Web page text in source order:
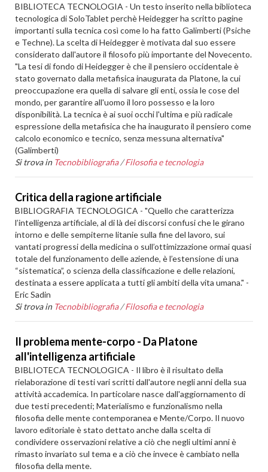
BIBLIOTECA TECNOLOGIA - Un testo inserito nella biblioteca
tecnologica di SoloTablet perchè Heidegger ha scritto pagine
importanti sulla tecnica così come lo ha fatto Galimberti (Psiche
e Techne). La scelta di Heidegger è motivata dal suo essere
considerato dall'autore il filosofo più importante del Novecento.
"La tesi di fondo di Heidegger è che il pensiero occidentale è
stato governato dalla metafisica inaugurata da Platone, la cui
preoccupazione era quella di salvare gli enti, ossia le cose del
mondo, per garantire all'uomo il loro possesso e la loro
disponibilità. La tecnica è ai suoi occhi l'ultima e più radicale
espressione della metafisica che ha inaugurato il pensiero come
calcolo economico e tecnico, senza messuna alternativa"
(Galimberti)
Si trova in Tecnobibliografia /Filosofia e tecnologia
Critica della ragione artificiale
BIBLIOGRAFIA TECNOLOGICA - "Quello che caratterizza
l’intelligenza artificiale, al di là dei discorsi confusi che le girano
intorno e delle sempiterne litanie sulla fine del lavoro, sui
vantati progressi della medicina o sull’ottimizzazione ormai quasi
totale del funzionamento delle aziende, è l’estensione di una
“sistematica”, o scienza della classificazione e delle relazioni,
destinata a essere applicata a tutti gli ambiti della vita umana." -
Eric Sadin
Si trova in Tecnobibliografia /Filosofia e tecnologia
Il problema mente-corpo - Da Platone
all'intelligenza artificiale
BIBLIOTECA TECNOLOGICA - Il libro è il risultato della
rielaborazione di testi vari scritti dall'autore negli anni della sua
attività accademica. In particolare nasce dall'aggiornamento di
due testi precedenti; Materialismo e funzionalismo nella
filosofia delle mente contemporanea e Mente/Corpo. Il nuovo
lavoro editoriale è stato dettato anche dalla scelta di
condividere osservazioni relative a ciò che negli ultimi anni è
rimasto invariato sul tema e a ciò che invece è cambiato nella
filosofia della mente.